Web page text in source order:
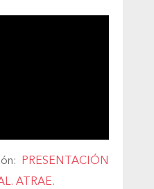
PRESENTACIÓN
ATRAE.